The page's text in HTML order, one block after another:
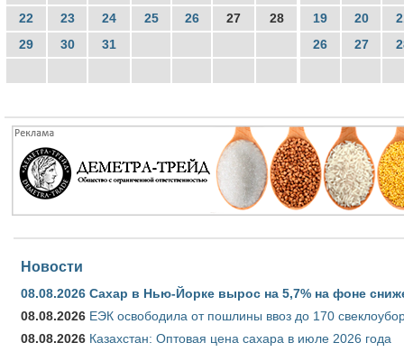
22
23 24 25 26 27
28
29
30 31
19
20
26
27
Новости
08.08.2026 Сахар в Нью-Йорке вырос на 5,7% на фоне
08.08.2026 ЕЭК освободила от пошлины ввоз до 170
08.08.2026 Казахстан: Оптовая цена сахара в июле 2026 года